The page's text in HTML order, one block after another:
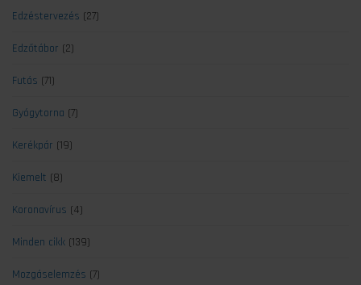
Edzéstervezés (27)
Edzőtábor (2)
Futás (71)
Gyógytorna (7)
Kerékpár (19)
Kiemelt (8)
Koronavírus (4)
Minden cikk (139)
Mozgáselemzés (7)